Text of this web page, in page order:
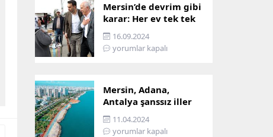
Mersin’de devrim gibi
karar: Her ev tek tek
incelenecek!
16.09.2024
yorumlar kapalı
Mersin, Adana,
Antalya şanssız iller
arasına girdi: İşte
sebebi…
11.04.2024
yorumlar kapalı